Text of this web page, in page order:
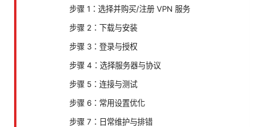
步骤 1：选择并购买/注册 VPN 服务
步骤 2：下载与安装
步骤 3：登录与授权
步骤 4：选择服务器与协议
步骤 5：连接与测试
步骤 6：常用设置优化
步骤 7：日常维护与排错